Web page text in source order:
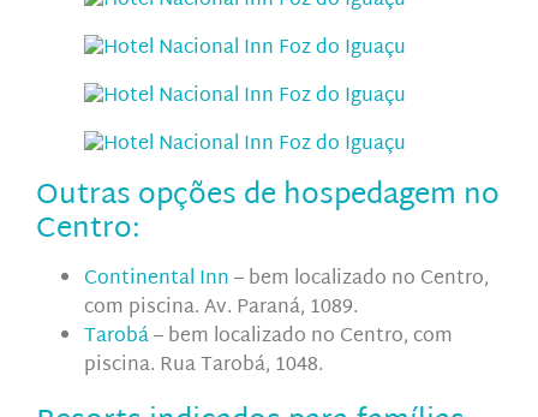
Outras opções de hospedagem no
Centro:
Continental Inn– bem localizado no Centro,
com piscina. Av. Paraná, 1089.
Tarobá–bem localizado no Centro, com
piscina. Rua Tarobá, 1048.